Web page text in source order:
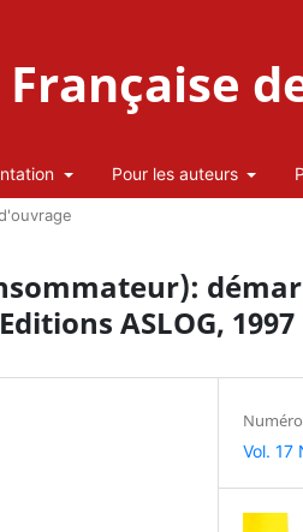
Française
Pour les auteurs
ASLOG, 1997
Numéro
Vol. 17